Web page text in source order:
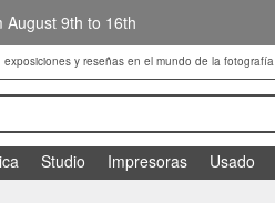
August 9th to 16th
exposiciones y reseñas en el mundo de la fotografía
Studio Impresoras Usado